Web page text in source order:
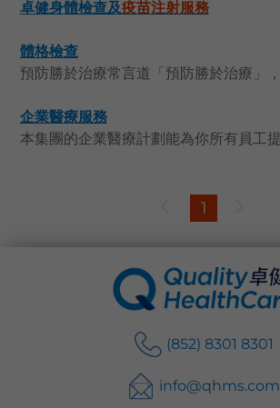
聯絡我們
登記 / 登入
語言
卓健身體檢查及疫苗注射服務
體格檢查
企業醫療服務
1
(852) 8301 8301
info@qhms.com